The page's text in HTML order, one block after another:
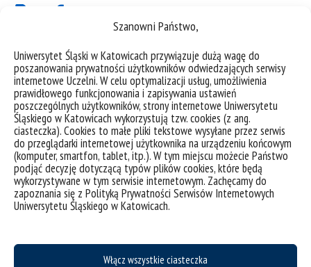
Szanowni Państwo,
Uniwersytet Śląski w Katowicach przywiązuje dużą wagę do
poszanowania prywatności użytkowników odwiedzających serwisy
internetowe Uczelni. W celu optymalizacji usług, umożliwienia
prawidłowego funkcjonowania i zapisywania ustawień
poszczególnych użytkowników, strony internetowe Uniwersytetu
Śląskiego w Katowicach wykorzystują tzw. cookies (z ang.
ciasteczka). Cookies to małe pliki tekstowe wysyłane przez serwis
do przeglądarki internetowej użytkownika na urządzeniu końcowym
(komputer, smartfon, tablet, itp.). W tym miejscu możecie Państwo
podjąć decyzję dotyczącą typów plików cookies, które będą
wykorzystywane w tym serwisie internetowym. Zachęcamy do
zapoznania się z Polityką Prywatności Serwisów Internetowych
Uniwersytetu Śląskiego w Katowicach.
Włącz wszystkie ciasteczka
deklaracja dostępności
mapa strony
Historia
Sukcesy